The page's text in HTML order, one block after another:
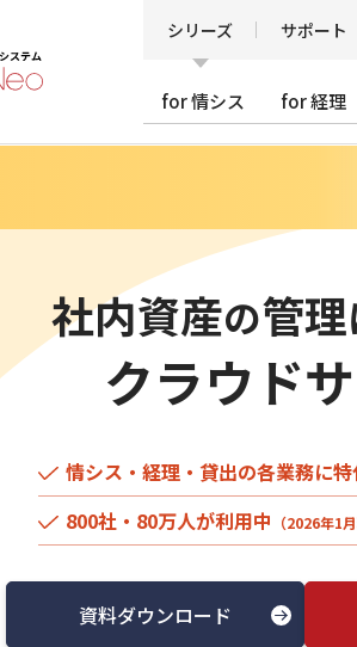
シリーズ サポート
for 情シス for 経理
社内資産の管理
クラウド
情シス・経理・貸出の各業務に特
800社・80万人が利用中 （2026年1
資料ダウンロード